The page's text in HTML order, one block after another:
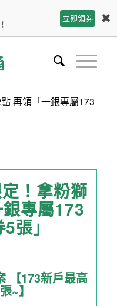
立即領券 ✖
再領「一銀專屬173
！拿粉獅
專屬173
張」
【173新戶最高
~】